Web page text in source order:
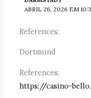
ABRIL 26, 2026 EM
References:
Dortmund
References:
https://casino-